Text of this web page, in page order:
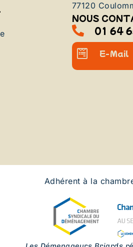
77120
NOUS
01 64
E-Mail
Adhérent à la